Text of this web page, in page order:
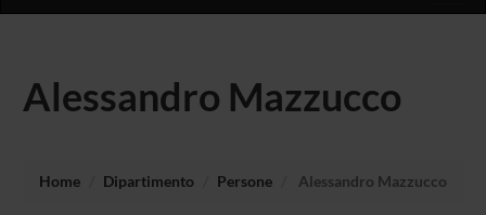
Alessandro Mazzucco
Home Dipartimento Persone Alessandro Mazzucco